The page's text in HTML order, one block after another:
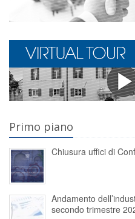
Primo piano
Chiusura uffici di
Andamento
secondo trimestre